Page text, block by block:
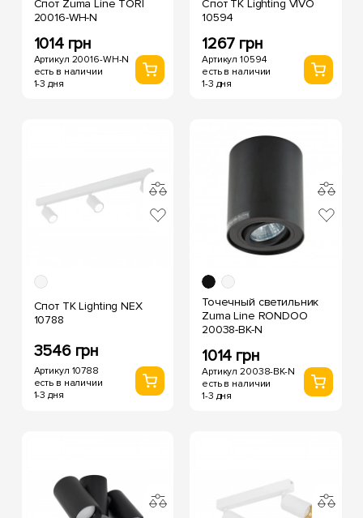
Спот Zuma Line TORI
20016-WH-N
1014 грн
Артикул 20016-WH-N
есть в наличии
1-3 дня
Спот TK Lighting VIVO
10594
1267 грн
Артикул 10594
есть в наличии
1-3 дня
Спот TK Lighting NEX
10788
3546 грн
Артикул 10788
есть в наличии
1-3 дня
Точечный светильник
Zuma Line RONDOO
20038-BK-N
1014 грн
Артикул 20038-BK-N
есть в наличии
1-3 дня